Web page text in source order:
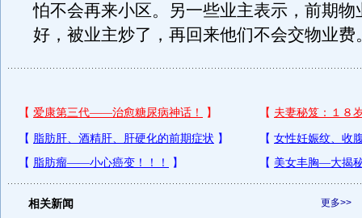
怕不会再来小区。另一些业主表示，前期物
好，被业主炒了，再回来他们不会交物业费
更多>>
相关新闻